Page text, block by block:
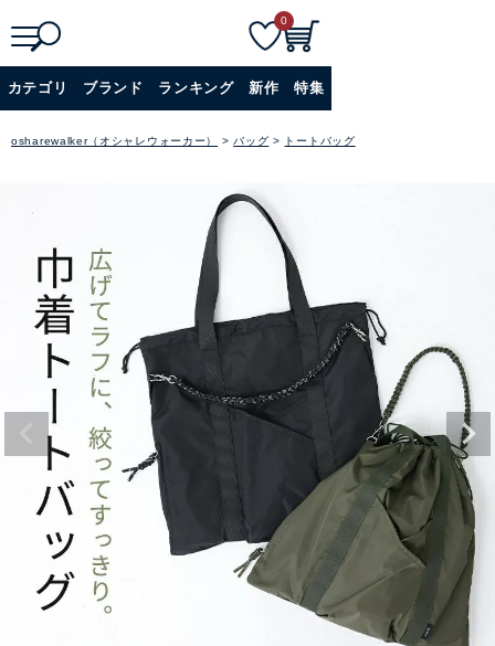
詳細検索
0
カテゴリ ブランド ランキング 新作 特集
osharewalker（オシャレウォーカー） バッグ トートバッグ